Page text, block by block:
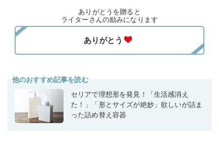
ありがとうを贈ると
ライターさんの励みになります
他のおすすめ記事を読む
セリアで理想形を発見！「生活感消え
た！」「形とサイズが絶妙」欲しいが詰ま
った詰め替え容器